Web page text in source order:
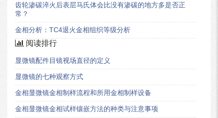
齿轮渗碳淬火后表层马氏体会比没有渗碳的地方多是否正
常？
金相分析：TC4退火金相组织等级分析
阅读排行
显微镜配件目镜视场直径的定义
显微镜的七种观察方式
金相显微镜金相制样流程和所用金相制样设备
金相显微镜金相试样镶嵌方法的种类与注意事项